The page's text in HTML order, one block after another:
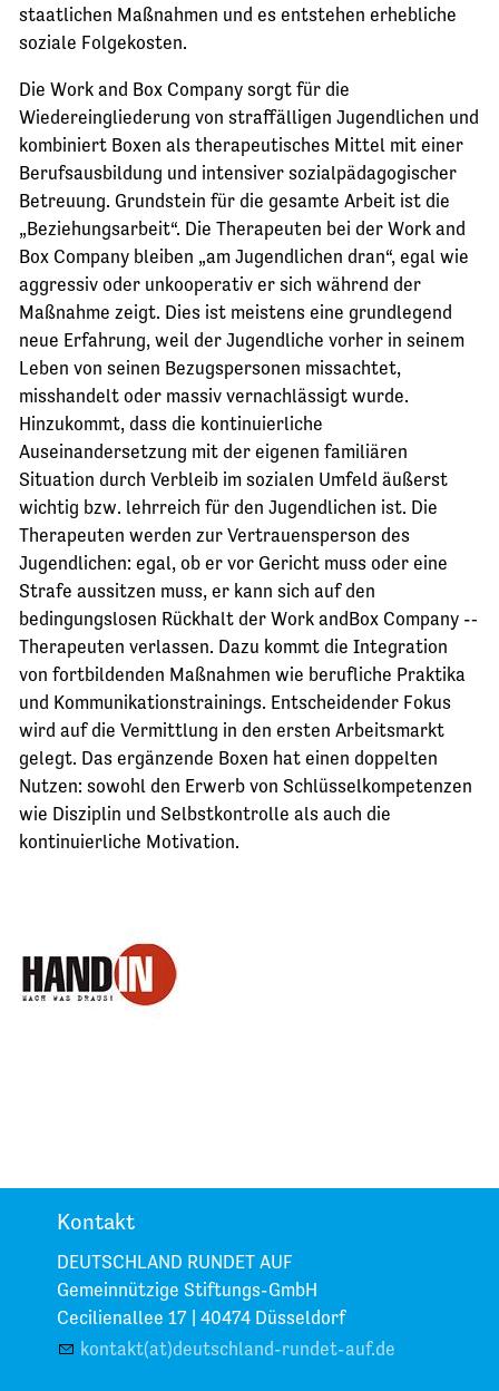
staatlichen Maßnahmen und es entstehen erhebliche
soziale Folgekosten.
Die Work and Box Company sorgt für die
Wiedereingliederung von straffälligen Jugendlichen und
kombiniert Boxen als therapeutisches Mittel mit einer
Berufsausbildung und intensiver sozialpädagogischer
Betreuung. Grundstein für die gesamte Arbeit ist die
„Beziehungsarbeit“. Die Therapeuten bei der Work and
Box Company bleiben „am Jugendlichen dran“, egal wie
aggressiv oder unkooperativ er sich während der
Maßnahme zeigt. Dies ist meistens eine grundlegend
neue Erfahrung, weil der Jugendliche vorher in seinem
Leben von seinen Bezugspersonen missachtet,
misshandelt oder massiv vernachlässigt wurde.
Hinzukommt, dass die kontinuierliche
Auseinandersetzung mit der eigenen familiären
Situation durch Verbleib im sozialen Umfeld äußerst
wichtig bzw. lehrreich für den Jugendlichen ist. Die
Therapeuten werden zur Vertrauensperson des
Jugendlichen: egal, ob er vor Gericht muss oder eine
Strafe aussitzen muss, er kann sich auf den
bedingungslosen Rückhalt der Work andBox Company -­‐
Therapeuten verlassen. Dazu kommt die Integration
von fortbildenden Maßnahmen wie berufliche Praktika
und Kommunikationstrainings. Entscheidender Fokus
wird auf die Vermittlung in den ersten Arbeitsmarkt
gelegt. Das ergänzende Boxen hat einen doppelten
Nutzen: sowohl den Erwerb von Schlüsselkompetenzen
wie Disziplin und Selbstkontrolle als auch die
kontinuierliche Motivation.
Kontakt
DEUTSCHLAND RUNDET AUF
Gemeinnützige Stiftungs-GmbH
Cecilienallee 17 | 40474 Düsseldorf
kontakt(at)deutschland-rundet-auf.de